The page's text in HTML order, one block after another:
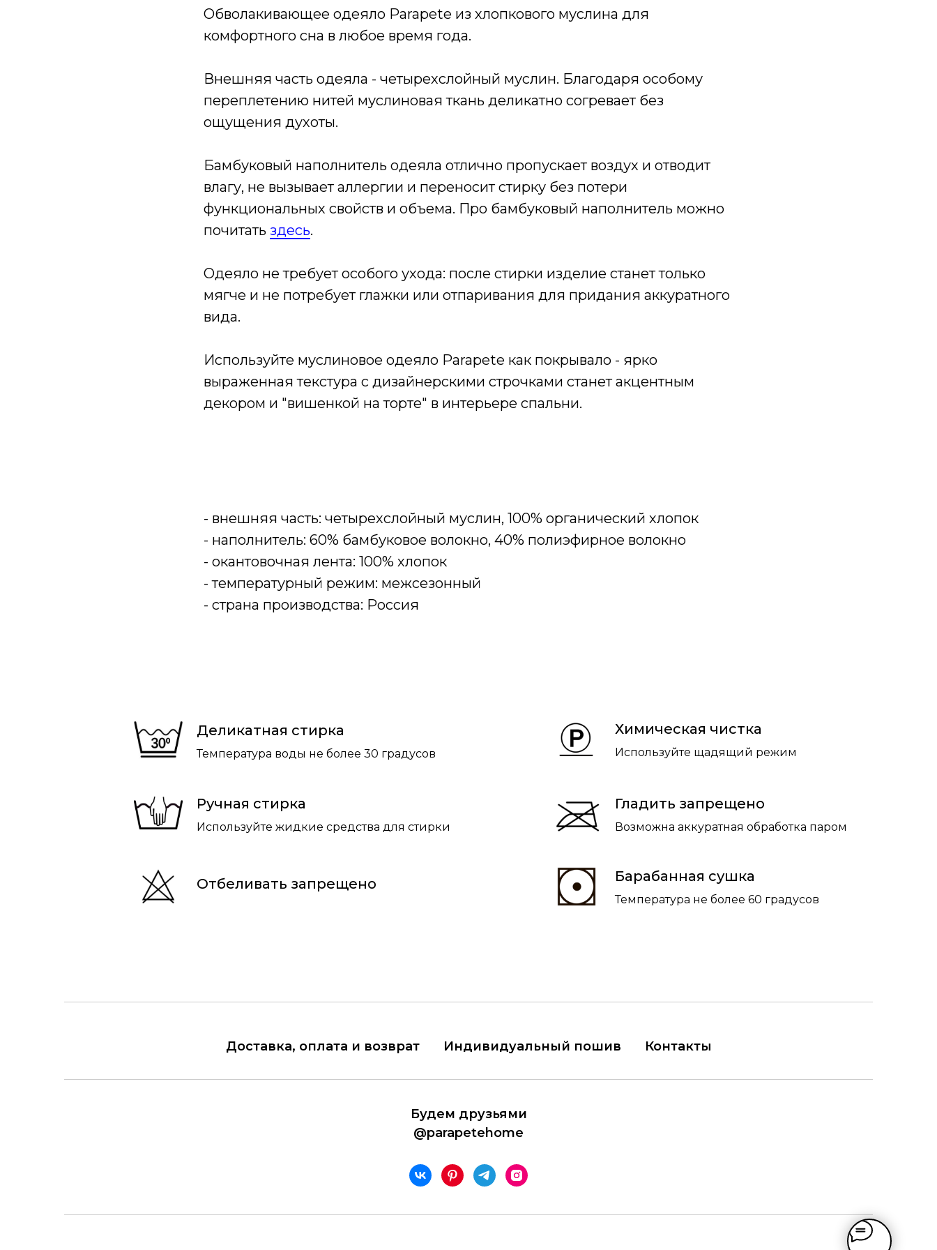
Обволакивающее одеяло Parapete из хлопкового муслина для
комфортного сна в любое время года.
Внешняя часть одеяла - четырехслойный муслин. Благодаря особому
переплетению нитей муслиновая ткань деликатно согревает без
ощущения духоты.
Бамбуковый наполнитель одеяла отлично пропускает воздух и отводит
влагу, не вызывает аллергии и переносит стирку без потери
функциональных свойств и объема. Про бамбуковый наполнитель можно
почитать здесь.
Одеяло не требует особого ухода: после стирки изделие станет только
мягче и не потребует глажки или отпаривания для придания аккуратного
вида.
Используйте муслиновое одеяло Parapete как покрывало - ярко
выраженная текстура с дизайнерскими строчками станет акцентным
декором и "вишенкой на торте" в интерьере спальни.
- внешняя часть: четырехслойный муслин, 100% органический хлопок
- наполнитель: 60% бамбуковое волокно, 40% полиэфирное волокно
- окантовочная лента: 100% хлопок
- температурный режим: межсезонный
- страна производства: Россия
Деликатная стирка
Температура воды не более 30 градусов
Химическая чистка
Используйте щадящий режим
Ручная стирка
Используйте жидкие средства для стирки
Гладить запрещено
Возможна аккуратная обработка паром
Отбеливать запрещено Барабанная сушка
Температура не более 60 градусов
Доставка, оплата и возврат Индивидуальный пошив Контакты
Будем друзьями
@parapetehome